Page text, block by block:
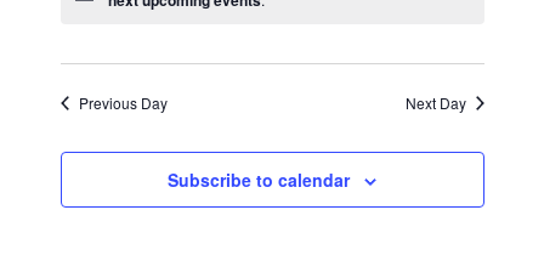
and
Views
Previous Day Next Day
Subscribe to calendar